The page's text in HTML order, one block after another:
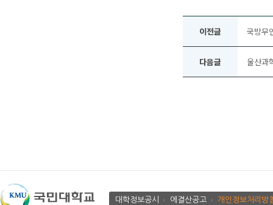
이전글 국방무
다음글 울산과
대학정보공시 에결산공고 개인정보처리방